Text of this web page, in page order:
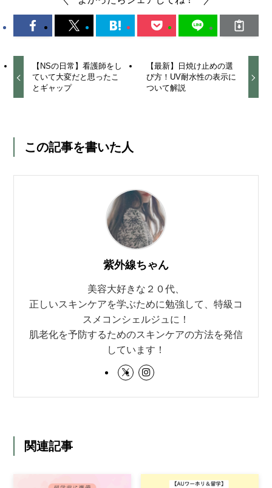
【NSの日常】看護師をし
ていて大変だと思ったこ
とギャップ
【最新】日焼け止めの選
び方！UV耐水性の表示に
ついて解説
この記事を書いた人
紫外線ちゃん
美容大好きな２０代、
正しいスキンケアを学ぶために勉強して、特級コ
スメコンシェルジュに！
肌老化を予防するためのスキンケアの方法を発信
しています！
関連記事